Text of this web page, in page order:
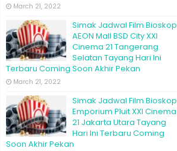
March 21, 2022
Simak Jadwal Film Bioskop
AEON Mall BSD City XXI
Cinema 21 Tangerang
Selatan Tayang Hari Ini
Terbaru Coming Soon Akhir Pekan
March 21, 2022
Simak Jadwal Film Bioskop
Emporium Pluit XXI Cinema
21 Jakarta Utara Tayang
Hari Ini Terbaru Coming
Soon Akhir Pekan